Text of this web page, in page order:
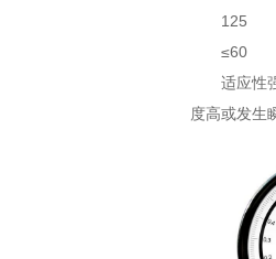
125
≤60
适应性
度高或发生